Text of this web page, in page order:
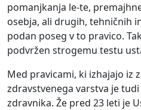
pomanjkanja le-te,
osebja, ali drugih, tehničnih
podan poseg v to pravico.
podvržen strogemu testu
Med pravicami, ki izhajajo iz
zdravstvenega varstva je
zdravnika. Že pred 23 leti je